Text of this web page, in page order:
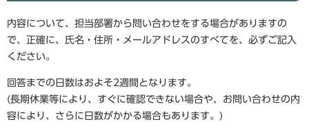
内容について、担当部署から問い合わせをする場合がありますの
で、正確に、氏名・住所・メールアドレスのすべてを、必ずご記入
ください。
回答までの日数はおよそ2週間となります。
(長期休業等により、すぐに確認できない場合や、お問い合わせの内
容により、さらに日数がかかる場合もあります。)